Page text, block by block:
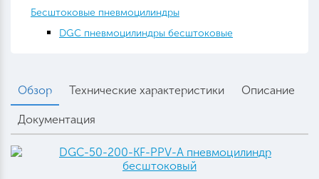
Бесштоковые пневмоцилиндры
DGC пневмоцилиндры бесштоковые
Обзор Технические характеристики Описание
Документация